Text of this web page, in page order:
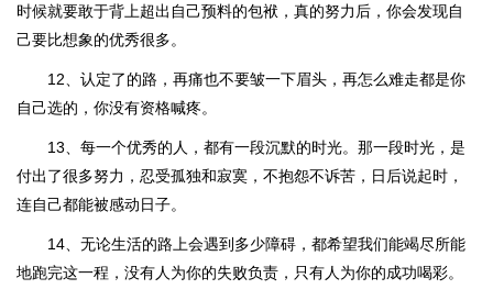
时候就要敢于背上超出自己预料的包袱，真的努力后，你会发现自
己要比想象的优秀很多。
12、认定了的路，再痛也不要皱一下眉头，再怎么难走都是你
自己选的，你没有资格喊疼。
13、每一个优秀的人，都有一段沉默的时光。那一段时光，是
付出了很多努力，忍受孤独和寂寞，不抱怨不诉苦，日后说起时，
连自己都能被感动日子。
14、无论生活的路上会遇到多少障碍，都希望我们能竭尽所能
地跑完这一程，没有人为你的失败负责，只有人为你的成功喝彩。